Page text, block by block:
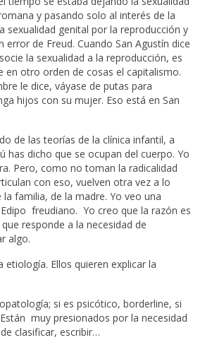
y pasando solo al interés de la
sexualidad genital por la reproducción y
error de Freud. Cuando San Agustín dice
la sexualidad a la reproducción, es
en otro orden de cosas el capitalismo.
le dice, váyase de putas para
hijos con su mujer. Eso está en San
de las teorías de la clínica infantil, a
has dicho que se ocupan del cuerpo. Yo
Pero, como no toman la radicalidad
con eso, vuelven otra vez a lo
familia, de la madre. Yo veo una
freudiano. Yo creo que la razón es
responde a la necesidad de
algo.
etiología. Ellos quieren explicar la
si es psicótico, borderline, si
muy presionados por la necesidad
clasificar, escribir…